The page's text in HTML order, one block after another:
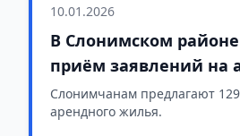
10.01.2026
В Слонимском
приём заявлений на
жильё
Слонимчанам предлагают
арендного жилья.